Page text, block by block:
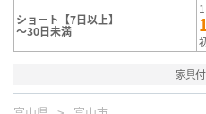
ショート【7日以上】
～30日未満
家具